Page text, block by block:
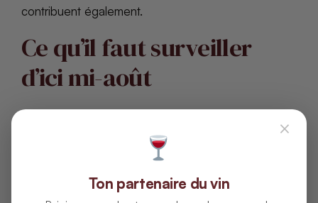
contribuent également.
Ce qu’il faut surveiller
d’ici mi-août
cycle, le moindre épisode pluvieux prolongé peut
favoriser le mildiou ou la pourriture grise sur des
grappes généreusement chargées. Laurent
Maynadier, cité par Vitisphere lors du suivi de
×
Ton partenaire du vin